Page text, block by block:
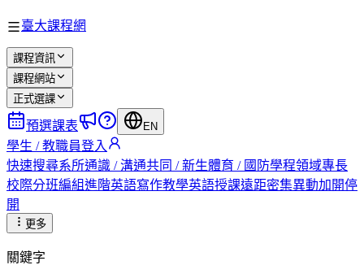
臺大課程網
課程資訊
課程網站
正式選課
預選課表 EN
學生 / 教職員登入
快速搜尋系所通識 / 溝通共同 / 新生體育 / 國防學程領域專長
校際分班編組進階英語寫作教學英語授課遠距密集異動加開停
開
更多
關鍵字